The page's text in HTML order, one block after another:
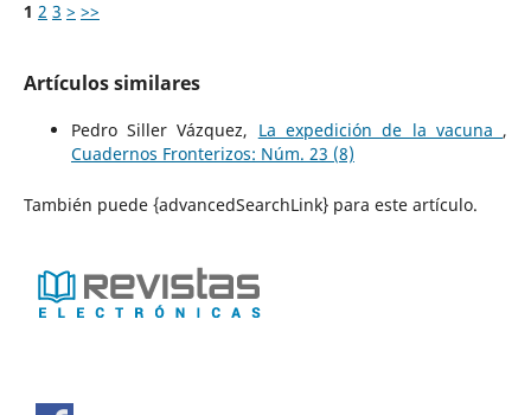
1 2 3 > >>
Artículos similares
Pedro Siller Vázquez, La expedición de la vacuna ,
Cuadernos Fronterizos: Núm. 23 (8)
También puede {advancedSearchLink} para este artículo.